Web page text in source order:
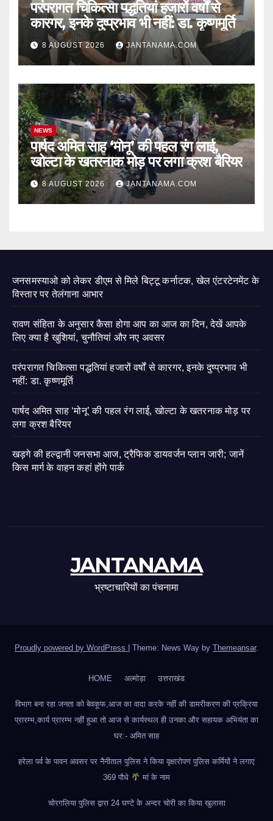
परंपरागत चिकित्सा पद्धतियां हजारों वर्षों से
कारगर, इनके दुष्प्रभाव भी नहीं: डा. कृष्णमूर्ति
8 AUGUST 2026 JANTANAMA.COM
NEWS
पार्षद अमित साह ‘मोनू’ की पहल रंग लाई,
खोल्टा के खतरनाक मोड़ पर लगा क्रश बैरियर
8 AUGUST 2026 JANTANAMA.COM
जनसमस्याओ को लेकर डीएम से मिले बिट्टू कर्नाटक, खेल एंटरटेनमेंट के
विस्तार पर तेलंगाना आभार
रावण संहिता के अनुसार कैसा होगा आप का आज का दिन, देखें आपके
लिए क्या है खुशियां, चुनौतियां और नए अवसर
परंपरागत चिकित्सा पद्धतियां हजारों वर्षों से कारगर, इनके दुष्प्रभाव भी
नहीं: डा. कृष्णमूर्ति
पार्षद अमित साह ‘मोनू’ की पहल रंग लाई, खोल्टा के खतरनाक मोड़ पर
लगा क्रश बैरियर
खड़गे की हल्द्वानी जनसभा आज, ट्रैफिक डायवर्जन प्लान जारी; जानें
किस मार्ग के वाहन कहां होंगे पार्क
JANTANAMA
भ्रष्टाचारियों का पंचनामा
Proudly powered by WordPress Theme: News Way by Themeansar.
HOME अल्मोड़ा उत्तराखंड
विभाग बना रहा जनता को बेवकूफ,आज का वादा करके नहीं की डामरीकरण की प्रक्रिया
प्रारम्भ,कार्य प्रारम्भ नहीं हुआ तो आज से कार्यस्थल ही उनका और सहायक अभियंता का
घर:- अमित साह
हरेला पर्व के पावन अवसर पर नैनीताल पुलिस ने किया वृक्षारोपण पुलिस कर्मियों ने लगाए
369 पौधे
मां के नाम
चोरगलिया पुलिस द्वारा 24 घण्टे के अन्दर चोरी का किया खुलासा